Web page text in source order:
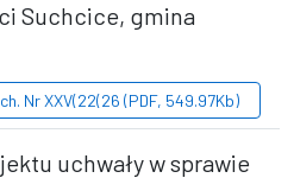
Suchcice, gmina
Nr XXV(22(26 (PDF, 549.97Kb)
uchwały w sprawie